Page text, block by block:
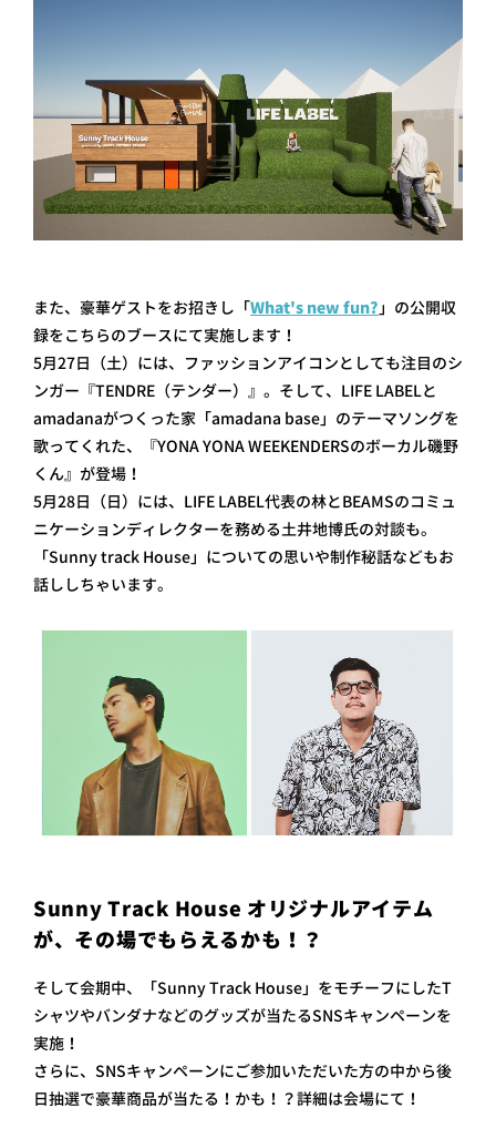
また、豪華ゲストをお招きし「What's new fun? 」の公開収
録をこちらのブースにて実施します！
5月27日（土）には、ファッションアイコンとしても注目のシ
ンガー『TENDRE（テンダー）』。そして、LIFE LABELと
amadanaがつくった家「amadana base」のテーマソングを
歌ってくれた、『YONA YONA WEEKENDERSのボーカル磯野
くん』が登場！
5月28日（日）には、LIFE LABEL代表の林とBEAMSのコミュ
ニケーションディレクターを務める土井地博氏の対談も。
「Sunny track House」についての思いや制作秘話などもお
話ししちゃいます。
Sunny Track House オリジナルアイテム
が、その場でもらえるかも！？
そして会期中、「Sunny Track House 」をモチーフにしたT
シャツやバンダナなどのグッズが当たるSNSキャンペーンを
実施！
さらに、SNSキャンペーンにご参加いただいた方の中から後
日抽選で豪華商品が当たる！かも！？詳細は会場にて！